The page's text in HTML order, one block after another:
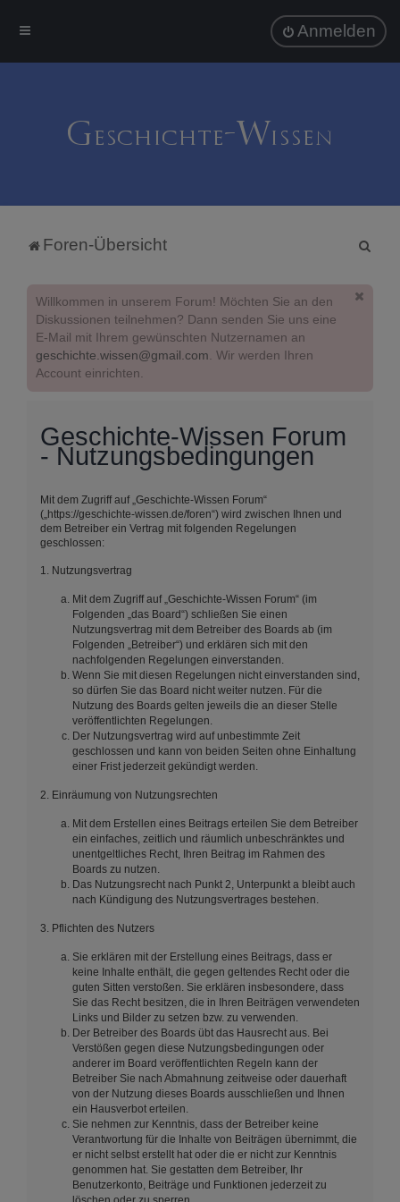
Anmelden
Foren-Übersicht
Willkommen in unserem Forum! Möchten Sie an den
Diskussionen teilnehmen? Dann senden Sie uns eine
E-Mail mit Ihrem gewünschten Nutzernamen an
geschichte.wissen@gmail.com. Wir werden Ihren
Account einrichten.
Geschichte-Wissen Forum
- Nutzungsbedingungen
Mit dem Zugriff auf „Geschichte-Wissen Forum“
(„https://geschichte-wissen.de/foren“) wird zwischen Ihnen und
dem Betreiber ein Vertrag mit folgenden Regelungen
geschlossen:
1. Nutzungsvertrag
Mit dem Zugriff auf „Geschichte-Wissen Forum“ (im
Folgenden „das Board“) schließen Sie einen
Nutzungsvertrag mit dem Betreiber des Boards ab (im
Folgenden „Betreiber“) und erklären sich mit den
nachfolgenden Regelungen einverstanden.
Wenn Sie mit diesen Regelungen nicht einverstanden sind,
so dürfen Sie das Board nicht weiter nutzen. Für die
Nutzung des Boards gelten jeweils die an dieser Stelle
veröffentlichten Regelungen.
Der Nutzungsvertrag wird auf unbestimmte Zeit
geschlossen und kann von beiden Seiten ohne Einhaltung
einer Frist jederzeit gekündigt werden.
2. Einräumung von Nutzungsrechten
Mit dem Erstellen eines Beitrags erteilen Sie dem Betreiber
ein einfaches, zeitlich und räumlich unbeschränktes und
unentgeltliches Recht, Ihren Beitrag im Rahmen des
Boards zu nutzen.
Das Nutzungsrecht nach Punkt 2, Unterpunkt a bleibt auch
nach Kündigung des Nutzungsvertrages bestehen.
3. Pflichten des Nutzers
Sie erklären mit der Erstellung eines Beitrags, dass er
keine Inhalte enthält, die gegen geltendes Recht oder die
guten Sitten verstoßen. Sie erklären insbesondere, dass
Sie das Recht besitzen, die in Ihren Beiträgen verwendeten
Links und Bilder zu setzen bzw. zu verwenden.
Der Betreiber des Boards übt das Hausrecht aus. Bei
Verstößen gegen diese Nutzungsbedingungen oder
anderer im Board veröffentlichten Regeln kann der
Betreiber Sie nach Abmahnung zeitweise oder dauerhaft
von der Nutzung dieses Boards ausschließen und Ihnen
ein Hausverbot erteilen.
Sie nehmen zur Kenntnis, dass der Betreiber keine
Verantwortung für die Inhalte von Beiträgen übernimmt, die
er nicht selbst erstellt hat oder die er nicht zur Kenntnis
genommen hat. Sie gestatten dem Betreiber, Ihr
Benutzerkonto, Beiträge und Funktionen jederzeit zu